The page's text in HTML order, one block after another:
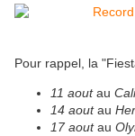
Pour rappel, la
11 aoutau
14 aoutau
17 aoutau